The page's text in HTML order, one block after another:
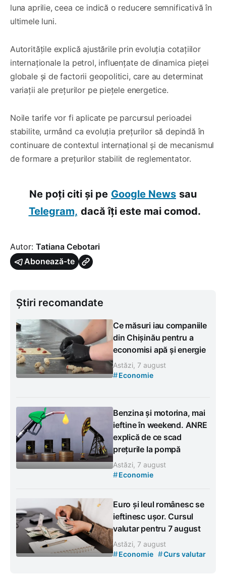
luna aprilie, ceea ce indică o reducere semnificativă în
ultimele luni.
Autoritățile explică ajustările prin evoluția cotațiilor
internaționale la petrol, influențate de dinamica pieței
globale și de factorii geopolitici, care au determinat
variații ale prețurilor pe piețele energetice.
Noile tarife vor fi aplicate pe parcursul perioadei
stabilite, urmând ca evoluția prețurilor să depindă în
continuare de contextul internațional și de mecanismul
de formare a prețurilor stabilit de reglementator.
Ne poți citi și pe Google News sau
Telegram, dacă îți este mai comod.
Autor: Tatiana Cebotari
Abonează-te
Știri recomandate
Ce măsuri iau companiile
din Chișinău pentru a
economisi apă și energie
Astăzi, 7 august
#Economie
Benzina și motorina, mai
ieftine în weekend. ANRE
explică de ce scad
prețurile la pompă
Astăzi, 7 august
#Economie
Euro și leul românesc se
ieftinesc ușor. Cursul
valutar pentru 7 august
Astăzi, 7 august
#Economie #Curs valutar